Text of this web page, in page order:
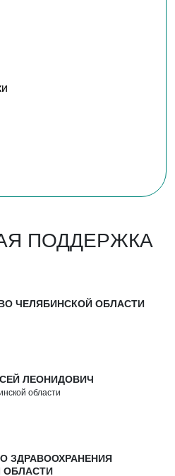
ПОДДЕРЖКА
ЧЕЛЯБИНСКОЙ ОБЛАСТИ
ЛЕОНИДОВИЧ
области
ЗДРАВООХРАНЕНИЯ
ОБЛАСТИ